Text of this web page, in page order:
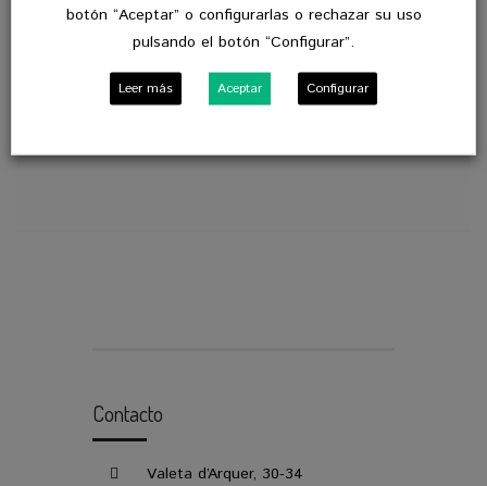
VER GALERIA DE FOTOS
Contacto
Valeta d’Arquer, 30-34
botón “Aceptar” o configurarlas o rechazar su uso
pulsando el botón “Configurar”.
Leer más Aceptar Configurar